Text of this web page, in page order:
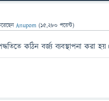
Anupom (15,280 পয়েন্ট)
কঠিন বর্জ্য ব্যবস্থাপনা করা হয়।